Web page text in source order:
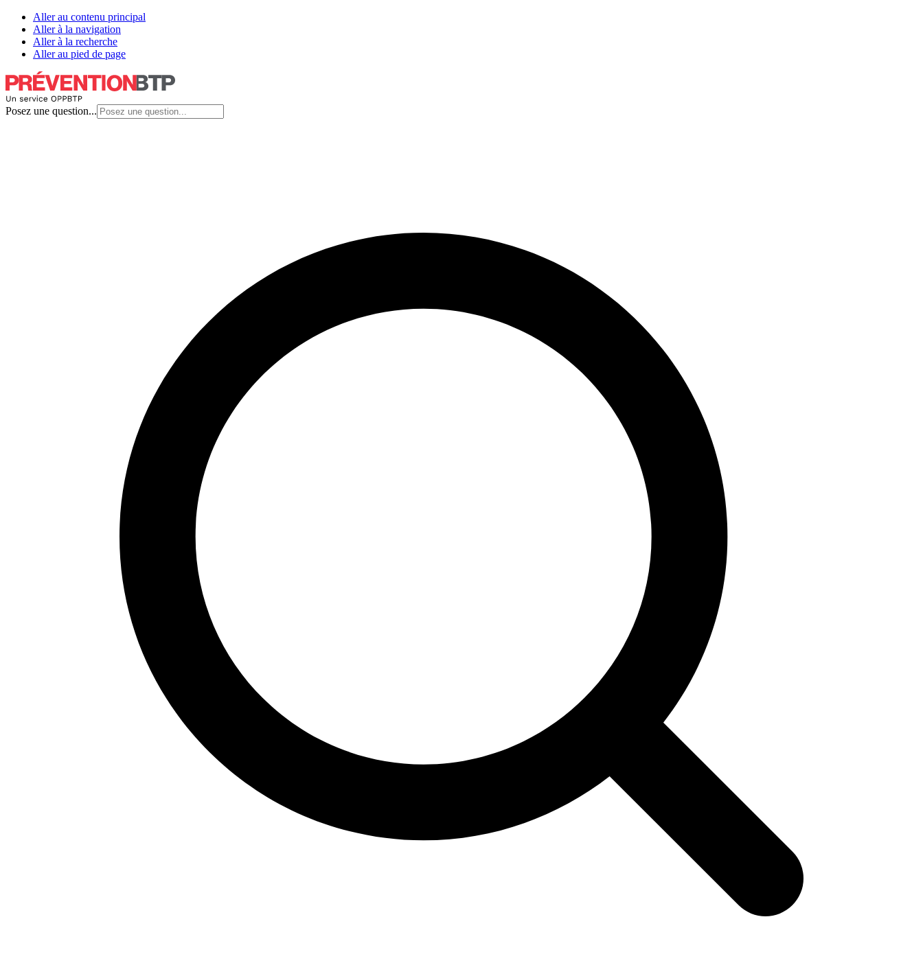
Aller au contenu principal
Aller à la navigation
Aller à la recherche
Aller au pied de page
Posez une question...